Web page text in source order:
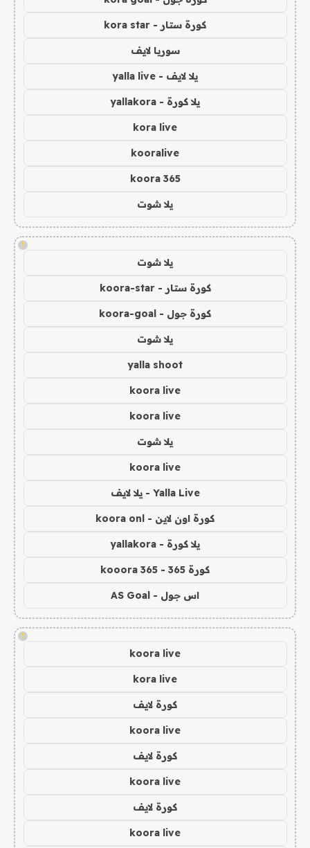
كورة ستار - kora star
سوريا لايف
يلا لايف - yalla live
يلا كورة - yallakora
kora live
kooralive
koora 365
يلا شوت
!
يلا شوت
كورة ستار - koora-star
كورة جول - koora-goal
يلا شوت
yalla shoot
koora live
koora live
يلا شوت
koora live
Yalla Live - يلا لايف
كورة اون لاين - koora onl
يلا كورة - yallakora
كورة 365 - kooora 365
اس جول - AS Goal
!
koora live
kora live
كورة لايف
koora live
كورة لايف
koora live
كورة لايف
koora live